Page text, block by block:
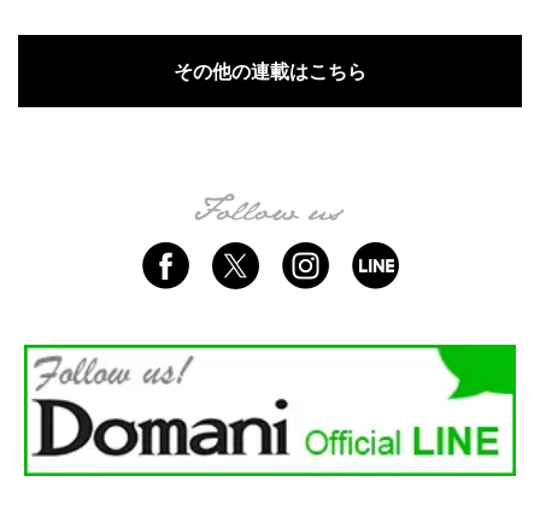
その他の連載はこちら